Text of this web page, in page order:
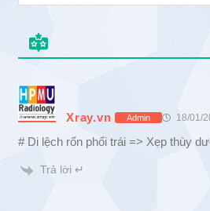
Xray.vn Admin 18/01/
# Di lệch rốn phổi trái => Xẹp thùy
Trả lời ↵